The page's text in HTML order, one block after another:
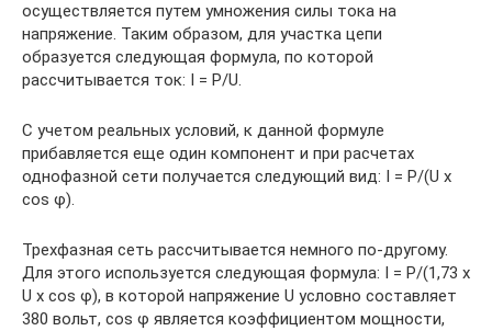
осуществляется путем умножения силы тока на
напряжение. Таким образом, для участка цепи
образуется следующая формула, по которой
рассчитывается ток: I = P/U.
С учетом реальных условий, к данной формуле
прибавляется еще один компонент и при расчетах
однофазной сети получается следующий вид: I = P/(U х
cos φ).
Трехфазная сеть рассчитывается немного по-другому.
Для этого используется следующая формула: I = P/(1,73 х
U х cos φ), в которой напряжение U условно составляет
380 вольт, cos φ является коэффициентом мощности,